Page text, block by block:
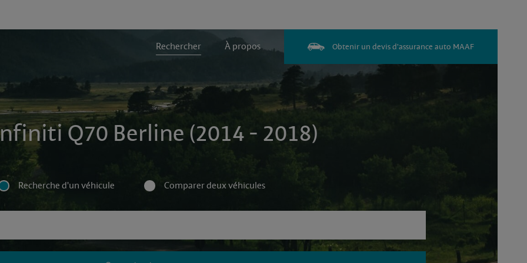
Rechercher À propos Obtenir un devis d'assurance auto MAAF
Q70 Berline (2014 - 2018)
Recherche d'un véhicule Comparer deux véhicules